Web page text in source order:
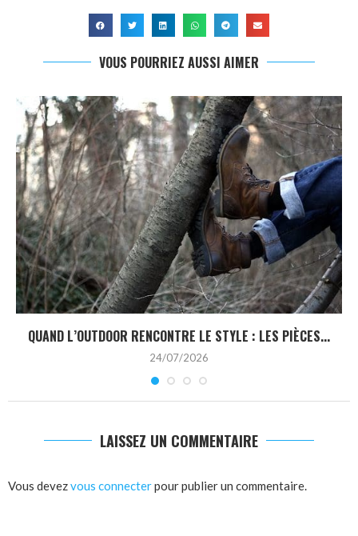
VOUS POURRIEZ AUSSI AIMER
QUAND L’OUTDOOR RENCONTRE LE STYLE : LES PIÈCES...
24/07/2026
LAISSEZ UN COMMENTAIRE
Vous devezvous connecterpour publier un commentaire.